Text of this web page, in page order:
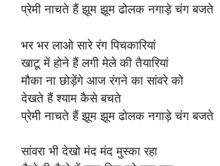
प्रेमी नाचते हैं झूम झूम ढोलक नगाड़े चंग बजते
भर भर लाओ सारे रंग पिचकारियां
खाटू में होने हैं लगी मेले की तैयारियां
मौका ना छोड़ेंगे आज रंगने का सांवरे को
देखते हैं श्याम कैसे बचते
प्रेमी नाचते हैं झूम झूम ढोलक नगाड़े चंग बजते
सांवरा भी देखो मंद मंद मुस्का रहा